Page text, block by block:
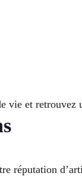
vie et
réputation